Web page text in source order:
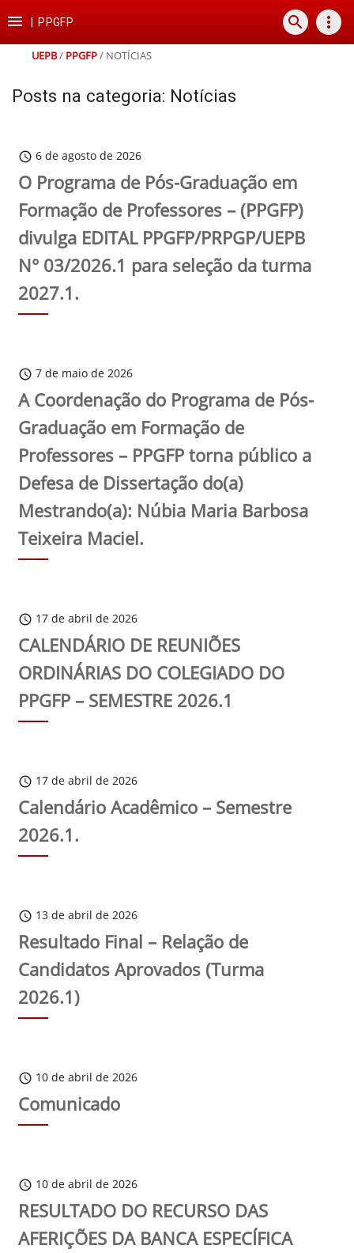
para
conteúdo
para
para
para
rodapé
 PPGFP search more_vert
UEPB/ PPGFP/ NOTÍCIAS
Posts na categoria: Notícias
schedule 6 de agosto de 2026
O Programa de Pós-Graduação em
Formação de Professores – (PPGFP)
divulga EDITAL PPGFP/PRPGP/UEPB
N° 03/2026.1 para seleção da turma
2027.1.
schedule 7 de maio de 2026
A Coordenação do Programa de Pós-
Graduação em Formação de
Professores – PPGFP torna público a
Defesa de Dissertação do(a)
Mestrando(a): Núbia Maria Barbosa
Teixeira Maciel.
schedule 17 de abril de 2026
CALENDÁRIO DE REUNIÕES
ORDINÁRIAS DO COLEGIADO DO
PPGFP – SEMESTRE 2026.1
schedule 17 de abril de 2026
Calendário Acadêmico – Semestre
2026.1.
schedule 13 de abril de 2026
Resultado Final – Relação de
Candidatos Aprovados (Turma
2026.1)
schedule 10 de abril de 2026
Comunicado
schedule 10 de abril de 2026
RESULTADO DO RECURSO DAS
AFERIÇÕES DA BANCA ESPECÍFICA